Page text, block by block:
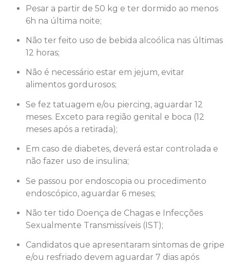
Pesar a partir de 50 kg e ter dormido ao menos
6h na última noite;
Não ter feito uso de bebida alcoólica nas últimas
12 horas;
Não é necessário estar em jejum, evitar
alimentos gordurosos;
Se fez tatuagem e/ou piercing, aguardar 12
meses. Exceto para região genital e boca (12
meses após a retirada);
Em caso de diabetes, deverá estar controlada e
não fazer uso de insulina;
Se passou por endoscopia ou procedimento
endoscópico, aguardar 6 meses;
Não ter tido Doença de Chagas e Infecções
Sexualmente Transmissíveis (IST);
Candidatos que apresentaram sintomas de gripe
e/ou resfriado devem aguardar 7 dias após